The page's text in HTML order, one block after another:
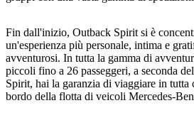
Cerca:
Fin dall'inizio, Outback Spirit si è
un'esperienza più personale, intima e
avventurosi. In tutta la gamma di
piccoli fino a 26 passeggeri, a seconda
Spirit, hai la garanzia di viaggiare in tutta
bordo della flotta di veicoli Mercedes-